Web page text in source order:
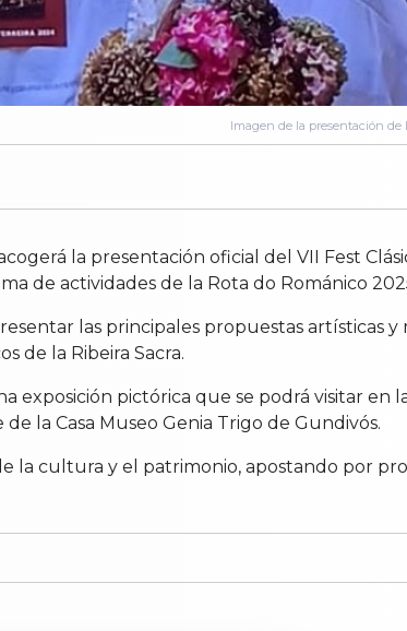
Imagen de la presentación de
la presentación oficial del VII Fest
de actividades de la Rota do Románico
las principales propuestas artísticas y
de la Ribeira Sacra.
exposición pictórica que se podrá visitar en
la Casa Museo Genia Trigo de Gundivós.
la cultura y el patrimonio, apostando por